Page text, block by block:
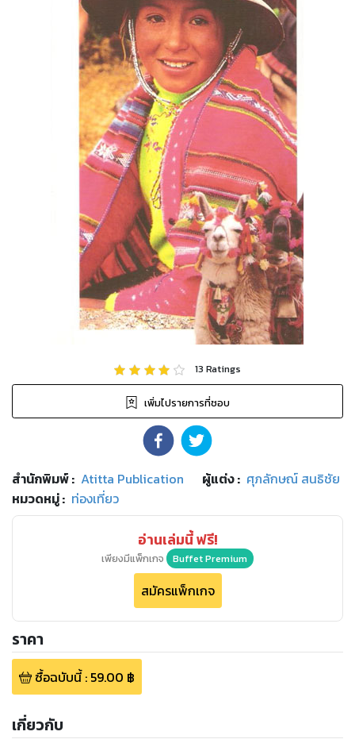
13 Ratings
เพิ่มไปรายการที่ชอบ
สำนักพิมพ์: Atitta Publication ผู้แต่ง : ศุภลักษณ์ สนธิชัย
หมวดหมู่: ท่องเที่ยว
อ่านเล่มนี้ ฟรี!
เพียงมีแพ็กเกจ Buffet Premium
สมัครแพ็กเกจ
ราคา
ซื้อฉบับนี้: 59.00 ฿
เกี่ยวกับ